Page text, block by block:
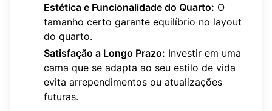
Estética e Funcionalidade do Quarto: O
tamanho certo garante equilíbrio no layout
do quarto.
Satisfação a Longo Prazo: Investir em uma
cama que se adapta ao seu estilo de vida
evita arrependimentos ou atualizações
futuras.